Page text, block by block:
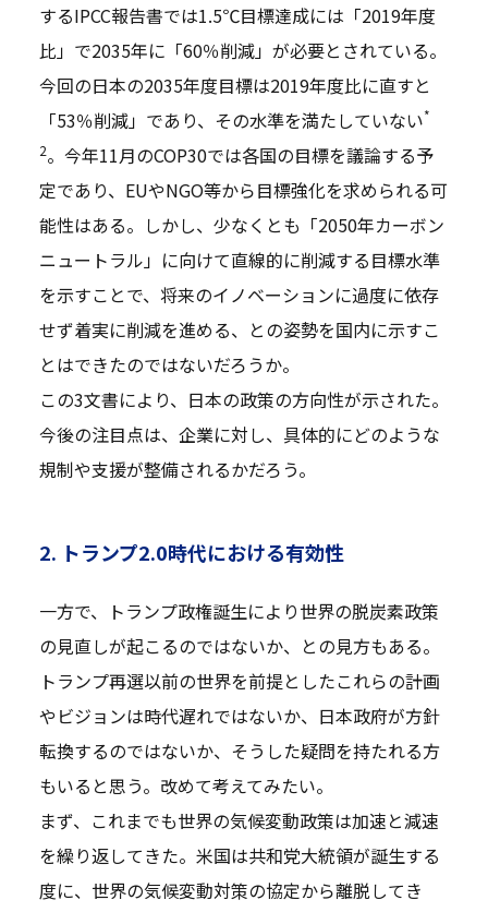
するIPCC報告書では1.5℃目標達成には「2019年度
比」で2035年に「60％削減」が必要とされている。
今回の日本の2035年度目標は2019年度比に直すと
「53％削減」であり、その水準を満たしていない*
2。今年11月のCOP30では各国の目標を議論する予
定であり、EUやNGO等から目標強化を求められる可
能性はある。しかし、少なくとも「2050年カーボン
ニュートラル」に向けて直線的に削減する目標水準
を示すことで、将来のイノベーションに過度に依存
せず着実に削減を進める、との姿勢を国内に示すこ
とはできたのではないだろうか。
この3文書により、日本の政策の方向性が示された。
今後の注目点は、企業に対し、具体的にどのような
規制や支援が整備されるかだろう。
2. トランプ2.0時代における有効性
一方で、トランプ政権誕生により世界の脱炭素政策
の見直しが起こるのではないか、との見方もある。
トランプ再選以前の世界を前提としたこれらの計画
やビジョンは時代遅れではないか、日本政府が方針
転換するのではないか、そうした疑問を持たれる方
もいると思う。改めて考えてみたい。
まず、これまでも世界の気候変動政策は加速と減速
を繰り返してきた。米国は共和党大統領が誕生する
度に、世界の気候変動対策の協定から離脱してき